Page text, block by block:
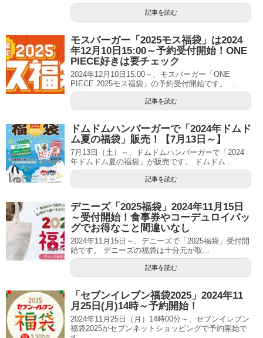
記事を読む
モスバーガー「2025モス福袋」は2024
年12月10日15:00～予約受付開始！ONE
PIECE好きは要チェック
2024年12月10日15:00～、モスバーガー「ONE
PIECE 2025モス福袋」の予約受付開始です。 ...
記事を読む
ドムドムハンバーガーで「2024年ドムド
ム夏の福袋」販売！【7月13日～】
7月13日（土）～、ドムドムハンバーガーで「2024
年ドムドム夏の福袋」が販売です。 ドムドム...
記事を読む
デニーズ「2025福袋」2024年11月15日
～受付開始！食事券やコーデュロイバッ
グでお得なこと間違いなし
2024年11月15日～、デニーズで「2025福袋」受付開
始です。 デニーズの福袋は十分元が取...
記事を読む
「セブンイレブン福袋2025」2024年11
月25日(月)14時～予約開始！
2024年11月25日（月）14時00分～、セブンイレブン
福袋2025がセブンネットショッピングで予約開始で